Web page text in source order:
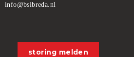
info@bsibreda.nl
storing melden